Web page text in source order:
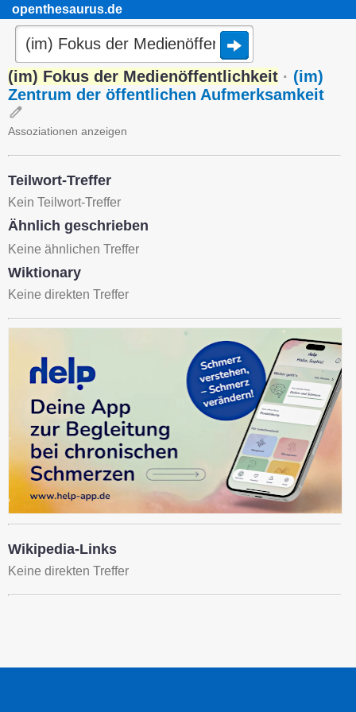
openthesaurus.de
(im) Fokus der Medienöffentlichkeit · (im)
Zentrum der öffentlichen Aufmerksamkeit
Assoziationen anzeigen
Teilwort-Treffer
Kein Teilwort-Treffer
Ähnlich geschrieben
Keine ähnlichen Treffer
Wiktionary
Keine direkten Treffer
Wikipedia-Links
Keine direkten Treffer